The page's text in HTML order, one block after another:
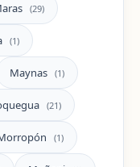
(29)
(1)
Maynas (1)
(21)
(1)